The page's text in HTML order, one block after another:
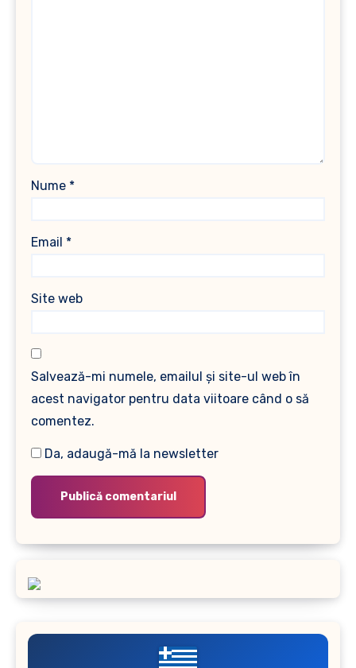
Nume *
Email *
Site web
Salvează-mi numele, emailul și site-ul web în
acest navigator pentru data viitoare când o să
comentez.
Da, adaugă-mă la newsletter